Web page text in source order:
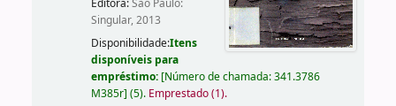
Editora:São Paulo:
Singular, 2013
Disponibilidade:Itens
disponíveis para
empréstimo: [Número de chamada:341.3786
M385r] (5). Emprestado (1).